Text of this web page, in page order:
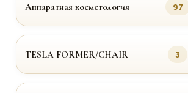
Аппаратная косметология 97
TESLA FORMER/CHAIR 3